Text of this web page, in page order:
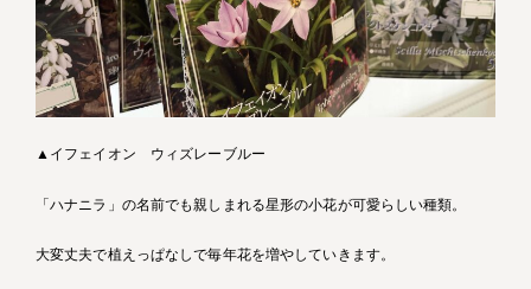
▲イフェイオン ウィズレーブルー
「ハナニラ」の名前でも親しまれる星形の小花が可愛らしい種類。
大変丈夫で植えっぱなしで毎年花を増やしていきます。